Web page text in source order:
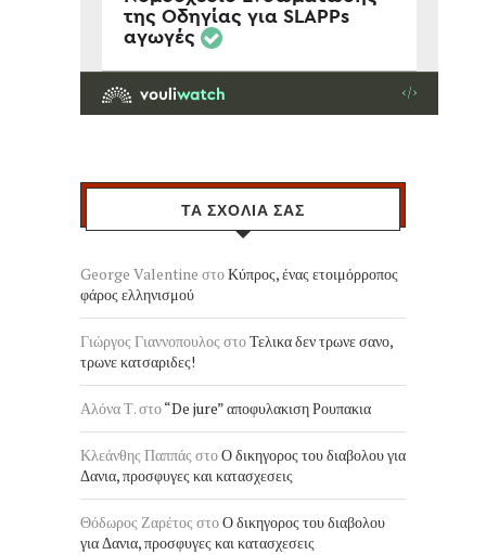
ΤΑ ΣΧΟΛΙΑ ΣΑΣ
George Valentine στοΚύπρος, ένας ετοιμόρροπος
φάρος ελληνισμού
Γιώργος Γιαννοπουλος στοΤελικα δεν τρωνε σανο,
τρωνε κατσαριδες!
Αλόνα Τ.στο“De jure” αποφυλακιση Ρουπακια
Κλεάνθης Παππάς στοΟ δικηγορος του διαβολου για
Δανια, προσφυγες και κατασχεσεις
Θόδωρος Ζαρέτος στοΟ δικηγορος του διαβολου
για Δανια, προσφυγες και κατασχεσεις